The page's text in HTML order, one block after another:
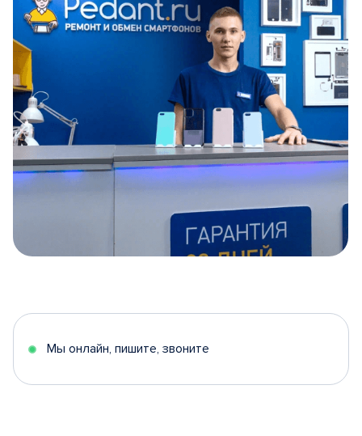
5
Мы онлайн, пишите, звоните